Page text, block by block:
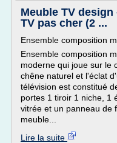
Meuble TV
TV pas cher (2 ...
Ensemble composition
Ensemble composition
moderne qui joue sur le
chêne naturel et l'éclat
télévision est constitué
portes 1 tiroir 1 niche, 1
vitrée et un panneau de
meuble...
Lire la suite